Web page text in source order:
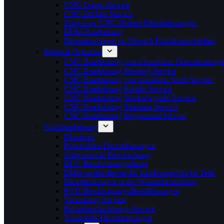
CNC-Fräsen Service
CNC-Drehen Service
Schweizer CNC-Drehen Dienstleistungen
EDM-Bearbeitung
Dienstleistungen im Bereich Präzisionsschleifen
Material-Optionen
CNC-Bearbeitung von Aluminium
CNC-Bearbeitung Messing Service
CNC-Bearbeitung von rostfreiem Stahl Service
CNC-Bearbeitung Kupfer Service
CNC-Bearbeitung Werkzeugstahl Service
CNC-Bearbeitung Titanium Service
CNC-Bearbeitung Magnesium Service
Nachbearbeitung
Eloxieren
Perlstrahlen Dienstleistungen
Schwarzoxid-Beschichtung
DLC-Beschichtungsdienst
Elektropolierdienste für kundenspezifische Teile
Dienstleistungen in der Wärmebehandlung
PVD-Beschichtungsdienstleistungen
Verzinkung Service
Pulverbeschichtungs-Service
Vernickeln Dienstleistungen